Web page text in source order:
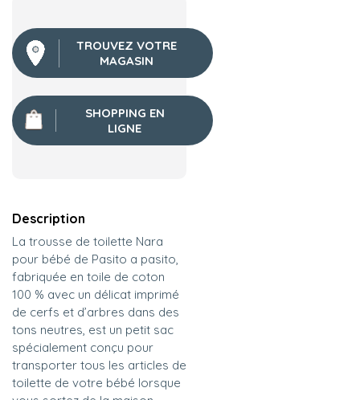
TROUVEZ VOTRE
MAGASIN
SHOPPING EN
LIGNE
Description
La trousse de toilette Nara
pour bébé de Pasito a pasito,
fabriquée en toile de coton
100 % avec un délicat imprimé
de cerfs et d’arbres dans des
tons neutres, est un petit sac
spécialement conçu pour
transporter tous les articles de
toilette de votre bébé lorsque